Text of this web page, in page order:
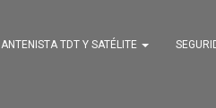
ANTENISTA TDT Y SATÉLITE